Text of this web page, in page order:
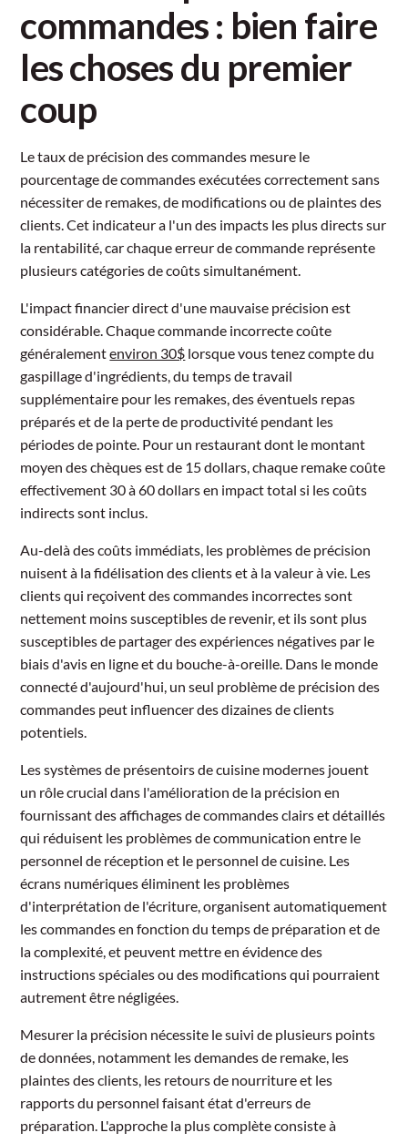
commandes : bien faire
les choses du premier
coup
Le taux de précision des commandes mesure le
pourcentage de commandes exécutées correctement sans
nécessiter de remakes, de modifications ou de plaintes des
clients. Cet indicateur a l'un des impacts les plus directs sur
la rentabilité, car chaque erreur de commande représente
plusieurs catégories de coûts simultanément.
L'impact financier direct d'une mauvaise précision est
considérable. Chaque commande incorrecte coûte
généralementenviron 30$ lorsque vous tenez compte du
gaspillage d'ingrédients, du temps de travail
supplémentaire pour les remakes, des éventuels repas
préparés et de la perte de productivité pendant les
périodes de pointe. Pour un restaurant dont le montant
moyen des chèques est de 15 dollars, chaque remake coûte
effectivement 30 à 60 dollars en impact total si les coûts
indirects sont inclus.
Au-delà des coûts immédiats, les problèmes de précision
nuisent à la fidélisation des clients et à la valeur à vie. Les
clients qui reçoivent des commandes incorrectes sont
nettement moins susceptibles de revenir, et ils sont plus
susceptibles de partager des expériences négatives par le
biais d'avis en ligne et du bouche-à-oreille. Dans le monde
connecté d'aujourd'hui, un seul problème de précision des
commandes peut influencer des dizaines de clients
potentiels.
Les systèmes de présentoirs de cuisine modernes jouent
un rôle crucial dans l'amélioration de la précision en
fournissant des affichages de commandes clairs et détaillés
qui réduisent les problèmes de communication entre le
personnel de réception et le personnel de cuisine. Les
écrans numériques éliminent les problèmes
d'interprétation de l'écriture, organisent automatiquement
les commandes en fonction du temps de préparation et de
la complexité, et peuvent mettre en évidence des
instructions spéciales ou des modifications qui pourraient
autrement être négligées.
Mesurer la précision nécessite le suivi de plusieurs points
de données, notamment les demandes de remake, les
plaintes des clients, les retours de nourriture et les
rapports du personnel faisant état d'erreurs de
préparation. L'approche la plus complète consiste à